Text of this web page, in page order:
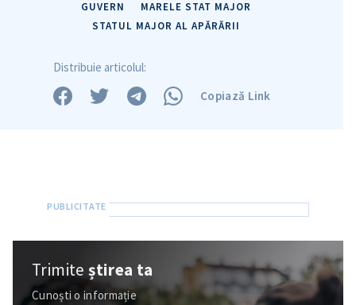
на русском
GUVERN
MARELE STAT MAJOR
STATUL MAJOR AL APĂRĂRII
Distribuie articolul:
Copiază Link
Trimiteștirea ta
Cunoști o informație